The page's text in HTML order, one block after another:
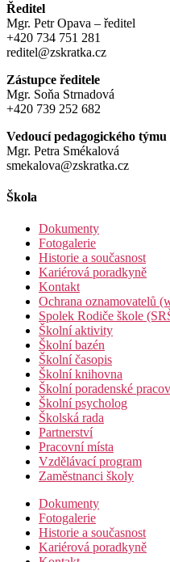
Ředitel
Mgr. Petr Opava – ředitel
+420 734 751 281
reditel@zskratka.cz
Zástupce ředitele
Mgr. Soňa Strnadová
+420 739 252 682
Vedoucí pedagogického
Mgr. Petra Smékalová
smekalova@zskratka.cz
Škola
Dokumenty
Fotogalerie
Historie a současnost
Kariérová poradkyně
Kontakt
Ochrana oznamovatelů
Spolek Rodiče škole
Školní aktivity
Školní bazén
Školní časopis
Školní knihovna
Školní poradenské
Školní psycholog
Školská rada
Partnerství
Pracovní místa
Vzdělávací program
Zaměstnanci školy
Dokumenty
Fotogalerie
Historie a současnost
Kariérová poradkyně